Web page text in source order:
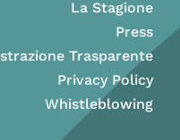
La Stagione
Press
Trasparente
Privacy Policy
Whistleblowing